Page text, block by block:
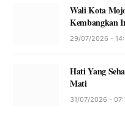
Wali Kota
Kembangkan
29/07/2026 -
Hati Yang
Mati
31/07/2026 -